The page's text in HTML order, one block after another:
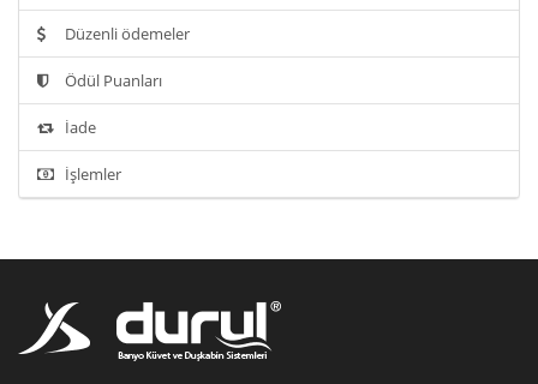
Düzenli ödemeler
Ödül Puanları
İade
İşlemler